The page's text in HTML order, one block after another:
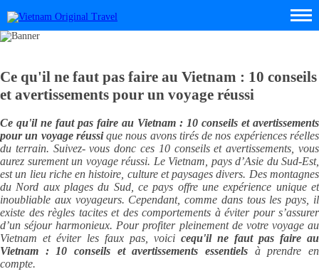
Ce qu'il ne faut pas faire au Vietnam : 10 conseils
et avertissements pour un voyage réussi
Ce qu'il ne faut pas faire au Vietnam : 10 conseils et avertissements
pour un voyage réussique nous avons tirés de nos expériences réelles
du terrain. Suivez- vous donc ces 10 conseils et avertissements, vous
aurez surement un voyage réussi. Le Vietnam, pays d’Asie du Sud-Est,
est un lieu riche en histoire, culture et paysages divers. Des montagnes
du Nord aux plages du Sud, ce pays offre une expérience unique et
inoubliable aux voyageurs. Cependant, comme dans tous les pays, il
existe des règles tacites et des comportements à éviter pour s’assurer
d’un séjour harmonieux. Pour profiter pleinement de votre voyage au
Vietnam et éviter les faux pas, voici cequ'il ne faut pas faire au
Vietnam : 10 conseils et avertissements essentiels à prendre en
compte.